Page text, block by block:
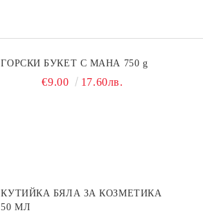
ГОРСКИ БУКЕТ С МАНА 750 g
€9.00 17.60лв.
КУТИЙКА БЯЛА ЗА КОЗМЕТИКА
50 МЛ